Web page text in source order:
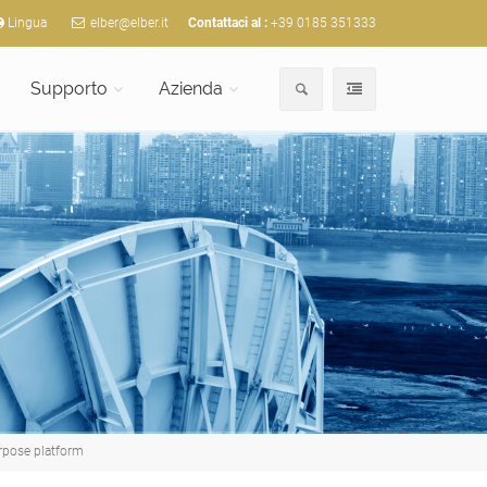
Lingua elber@elber.it Contattaci al : +39 0185 351333
Supporto Azienda
platform